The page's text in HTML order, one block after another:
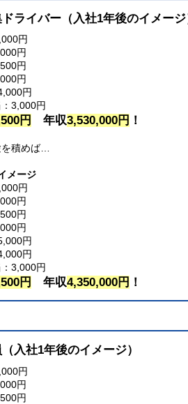
ライバー（入社1年後のイメージ
円
円
円
円
円
3,000円
円 年収3,530,000円 ！
を積めば…
メージ
円
円
円
円
円
円
3,000円
円 年収4,350,000円 ！
入社1年後のイメージ）
円
円
円